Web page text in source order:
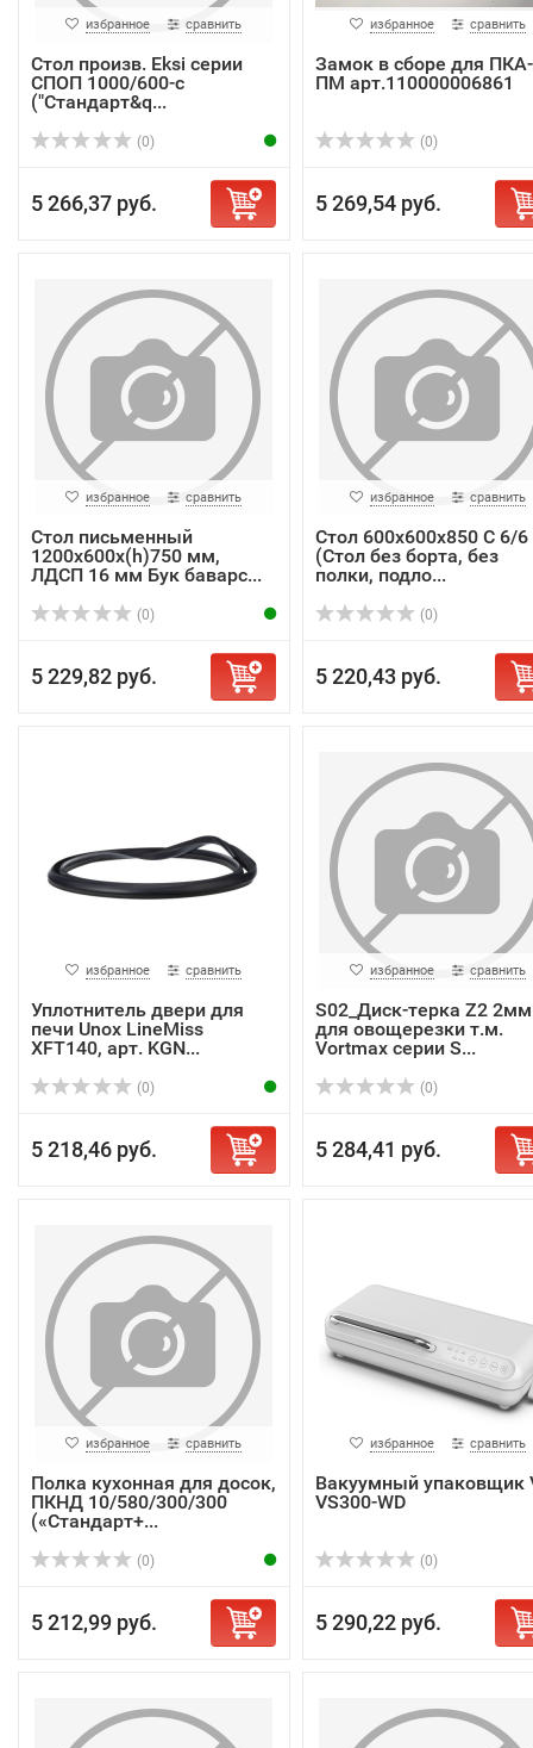
избранное сравнить
Стол произв. Eksi серии
СПОП 1000/600-с
("Стандарт&q...
(0)
5 266,37 руб.
избранное сравнить
Замок в сборе для ПКА-
ПМ арт.110000006861
(0)
5 269,54 руб.
избранное сравнить
Стол письменный
1200х600х(h)750 мм,
ЛДСП 16 мм Бук баварс...
(0)
5 229,82 руб.
избранное сравнить
Стол 600х600х850 С 6/6
(Стол без борта, без
полки, подло...
(0)
5 220,43 руб.
избранное сравнить
Уплотнитель двери для
печи Unox LineMiss
XFT140, арт. KGN...
(0)
5 218,46 руб.
избранное сравнить
S02_Диск-терка Z2 2мм
для овощерезки т.м.
Vortmax серии S...
(0)
5 284,41 руб.
избранное сравнить
Полка кухонная для досок,
ПКНД 10/580/300/300
(«Стандарт+...
(0)
5 212,99 руб.
избранное сравнить
Вакуумный упаковщик
VS300-WD
(0)
5 290,22 руб.